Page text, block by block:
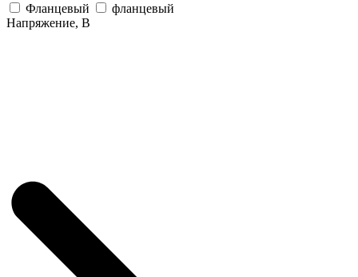
Фланцевый
фланцевый
Напряжение, В